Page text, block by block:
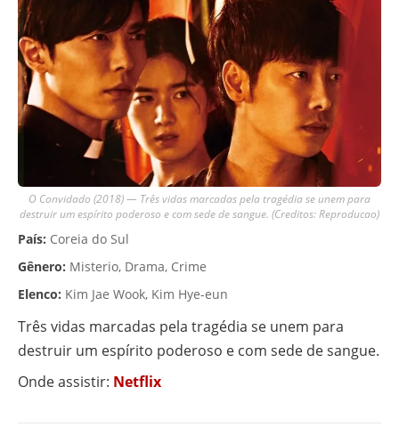
O Convidado (2018) — Três vidas marcadas pela tragédia se unem para
destruir um espírito poderoso e com sede de sangue. (Creditos: Reproducao)
País: Coreia do Sul
Gênero: Misterio, Drama, Crime
Elenco: Kim Jae Wook, Kim Hye-eun
Três vidas marcadas pela tragédia se unem para
destruir um espírito poderoso e com sede de sangue.
Onde assistir: Netflix